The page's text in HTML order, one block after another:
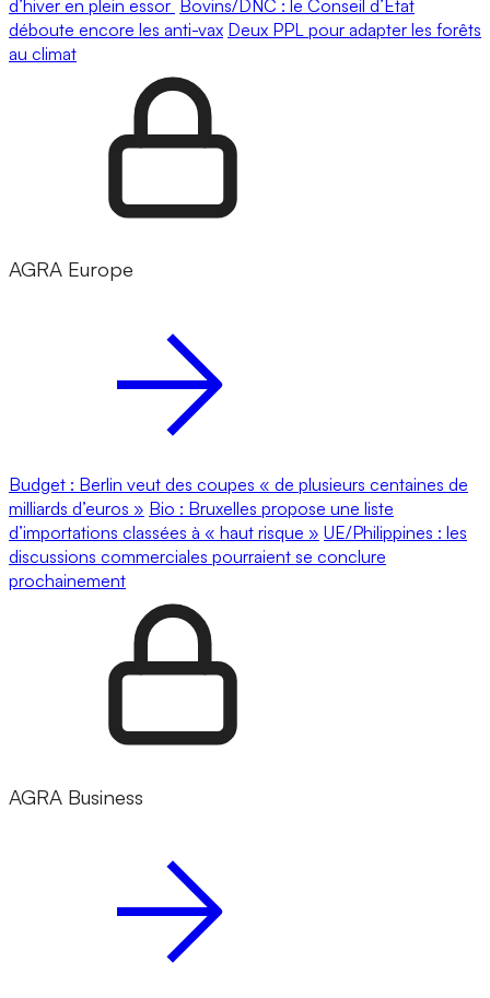
d’hiver en plein essor Bovins/DNC : le Conseil d’État
déboute encore les anti-vax Deux PPL pour adapter les forêts
au climat
AGRA Europe
Budget : Berlin veut des coupes « de plusieurs centaines de
milliards d’euros » Bio : Bruxelles propose une liste
d’importations classées à « haut risque » UE/Philippines : les
discussions commerciales pourraient se conclure
prochainement
AGRA Business